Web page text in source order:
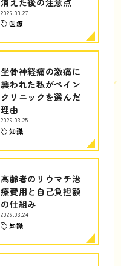
2026.03.27
医療
坐骨神経痛の激痛に
襲われた私がペイン
クリニックを選んだ
理由
2026.03.25
知識
高齢者のリウマチ治
療費用と自己負担額
の仕組み
2026.03.24
知識